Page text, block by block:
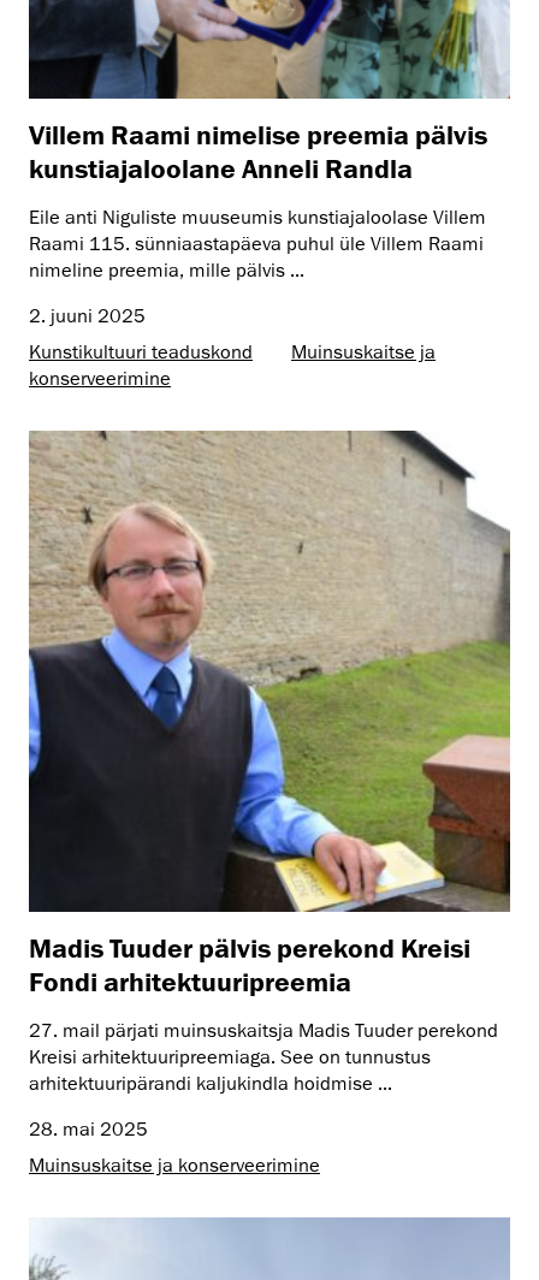
Villem Raami nimelise preemia pälvis
kunstiajaloolane Anneli Randla
Eile anti Niguliste muuseumis kunstiajaloolase Villem
Raami 115. sünniaastapäeva puhul üle Villem Raami
nimeline preemia, mille pälvis ...
2. juuni 2025
Kunsti­kultuuri teaduskond
Muinsus­kaitse ja
konserveerimine
Madis Tuuder pälvis perekond Kreisi
Fondi arhitektuuripreemia
27. mail pärjati muinsuskaitsja Madis Tuuder perekond
Kreisi arhitektuuripreemiaga. See on tunnustus
arhitektuuripärandi kaljukindla hoidmise ...
28. mai 2025
Muinsus­kaitse ja konserveerimine